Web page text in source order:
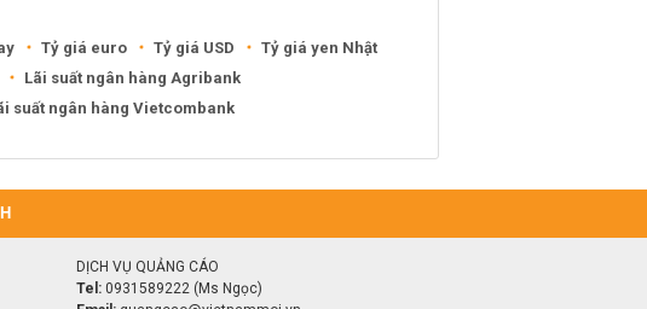
Tỷ giá euro Tỷ giá USD
Tỷ giá yen Nhật
Lãi suất ngân hàng Agribank
suất ngân hàng Vietcombank
DỊCH VỤ QUẢNG CÁO
Tel: 0931589222 (Ms Ngọc)